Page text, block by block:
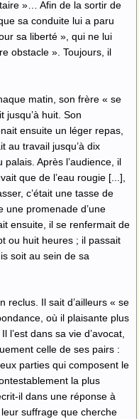
»… Afin de la sortir de
sa conduite lui a paru
sa liberté », qui ne lui
obstacle ». Toujours, il
matin, son frère « se
jusqu’à huit. Son
ensuite un léger repas,
au travail jusqu’à dix
Après l’audience, il
que de l’eau rougie [...],
c’était une tasse de
une promenade d’une
ensuite, il se renfermait de
ou huit heures ; il passait
soit au sein de sa
reclus. Il sait d’ailleurs « se
où il plaisante plus
l’est dans sa vie d’avocat,
celle de ses pairs :
parties qui composent le
la plus
il dans une réponse à
leur suffrage que cherche